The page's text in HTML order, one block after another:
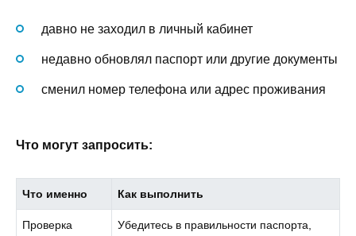
давно не заходил в личный кабинет
недавно обновлял паспорт или другие документы
сменил номер телефона или адрес проживания
Что могут запросить:
Что именно Как выполнить
Проверка
Убедитесь в правильности паспорта,